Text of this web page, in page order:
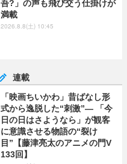
吾?」の声も飛び交う仕掛けが
満載
2026.8.8(土) 10:45
連載
「映画ちいかわ」昔ばなし形
式から逸脱した“刺激”― 「今
日の日はさようなら」が観客
に意識させる物語の“裂け
目”【藤津亮太のアニメの門V
133回】